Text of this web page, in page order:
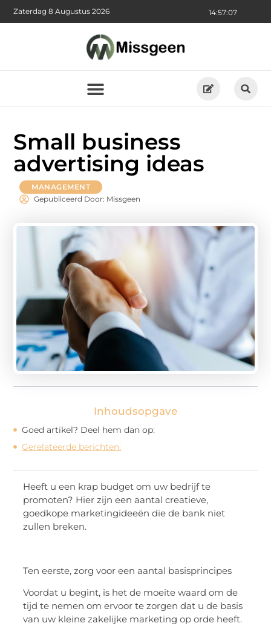
14:57:08
Zaterdag 8 Augustus 2026
Small business
advertising ideas
MANAGEMENT
Gepubliceerd Door: Missgeen
Inhoudsopgave
Goed artikel? Deel hem dan op:
Gerelateerde berichten:
Heeft u een krap budget om uw bedrijf te
promoten? Hier zijn een aantal creatieve,
goedkope marketingideeën die de bank niet
zullen breken.
Ten eerste, zorg voor een aantal basisprincipes
Voordat u begint, is het de moeite waard om de
tijd te nemen om ervoor te zorgen dat u de basis
van uw kleine zakelijke marketing op orde heeft.